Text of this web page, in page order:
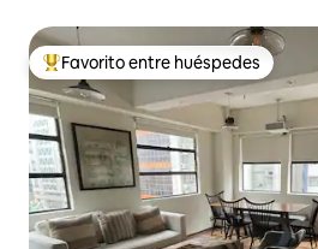
Favorito entre huéspedes preferido
Favorito entre huéspedes